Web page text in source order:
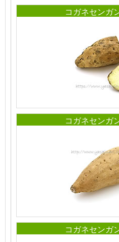
コガネセンガ
コガネセンガ
コガネセンガ